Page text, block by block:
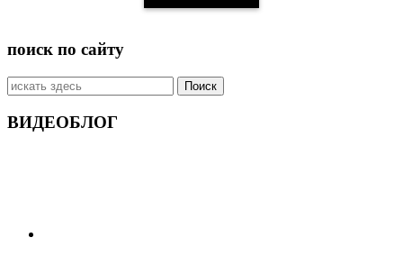
поиск по сайту
Искать:
ВИДЕОБЛОГ